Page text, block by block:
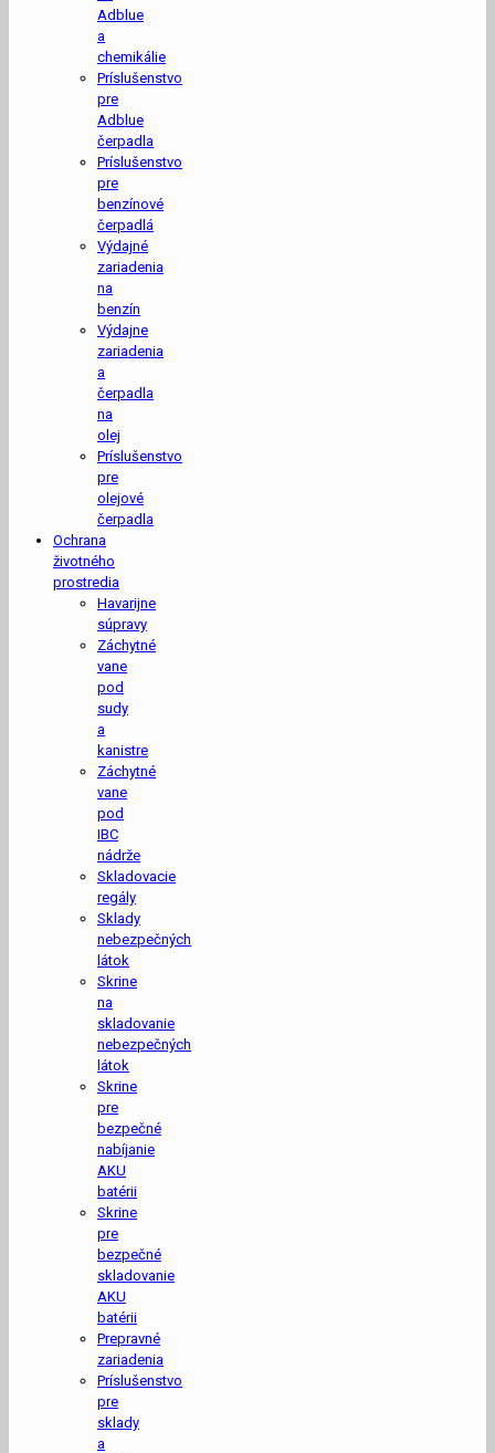
Adblue
a
chemikálie
Príslušenstvo
pre
Adblue
čerpadla
Príslušenstvo
pre
benzínové
čerpadlá
Výdajné
zariadenia
na
benzín
Výdajne
zariadenia
a
čerpadla
na
olej
Príslušenstvo
pre
olejové
čerpadla
Ochrana
životného
prostredia
Havarijne
súpravy
Záchytné
vane
pod
sudy
a
kanistre
Záchytné
vane
pod
IBC
nádrže
Skladovacie
regály
Sklady
nebezpečných
látok
Skrine
na
skladovanie
nebezpečných
látok
Skrine
pre
bezpečné
nabíjanie
AKU
batérii
Skrine
pre
bezpečné
skladovanie
AKU
batérii
Prepravné
zariadenia
Príslušenstvo
pre
sklady
a